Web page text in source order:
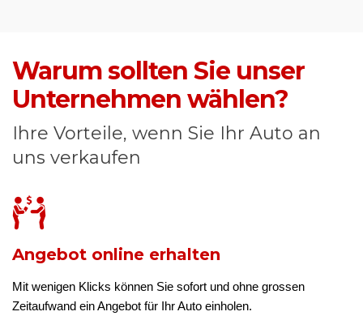
Warum sollten Sie unser
Unternehmen wählen?
Ihre Vorteile, wenn Sie Ihr Auto an
uns verkaufen
Angebot online erhalten
Mit wenigen Klicks können Sie sofort und ohne grossen
Zeitaufwand ein Angebot für Ihr Auto einholen.